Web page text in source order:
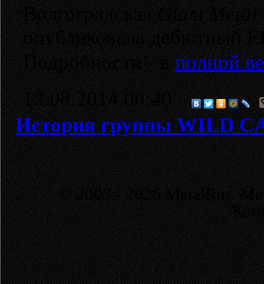
ВолгоградскаяGlam Metal
опубликовала дебютный
Подробности - вполной
13.08.2014 06:40
История группы WILD
© 2003 - 2026 MetalRus.